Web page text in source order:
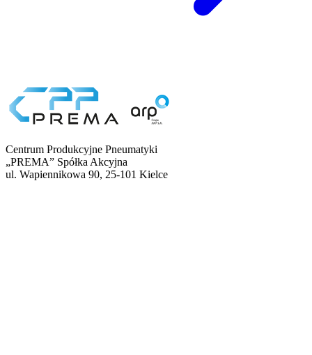
Centrum Produkcyjne Pneumatyki
„PREMA” Spółka Akcyjna
ul. Wapiennikowa 90, 25-101 Kielce